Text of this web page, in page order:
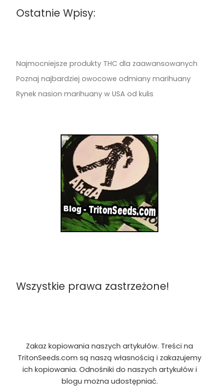
Ostatnie Wpisy:
Najmocniejsze produkty THC dla zaawansowanych
Poznaj najbardziej owocowe odmiany marihuany
Rynek nasion marihuany w USA od kulis
Wszystkie prawa zastrzeżone!
Zakaz kopiowania naszych artykułów. Treści na
TritonSeeds.com są naszą własnością i zakazujemy
ich kopiowania. Odnośniki do naszych artykułów i
blogu można udostępniać.